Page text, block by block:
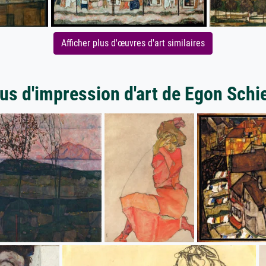
Afficher plus d'œuvres d'art similaires
d'impression d'art de Egon